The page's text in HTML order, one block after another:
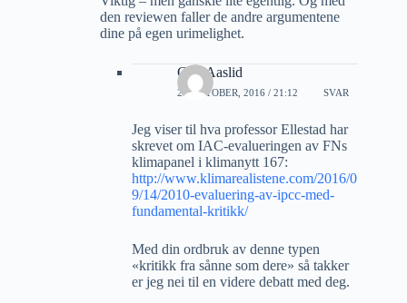
den reviewen faller de andre argumentene
dine på egen urimelighet.
Geir Aaslid
28 OKTOBER, 2016 / 21:12 SVAR
Jeg viser til hva professor Ellestad har
skrevet om IAC-evalueringen av FNs
klimapanel i klimanytt 167:
http://www.klimarealistene.com/2016/0
9/14/2010-evaluering-av-ipcc-med-
fundamental-kritikk/
Med din ordbruk av denne typen
«kritikk fra sånne som dere» så takker
er jeg nei til en videre debatt med deg.